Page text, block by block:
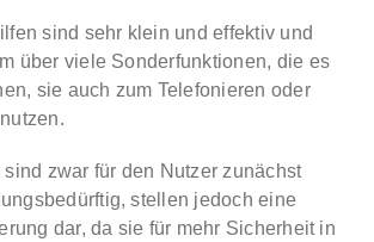
sind sehr klein und effektiv und
über viele Sonderfunktionen, die es
sie auch zum Telefonieren oder
zwar für den Nutzer zunächst
stellen jedoch eine
dar, da sie für mehr Sicherheit in